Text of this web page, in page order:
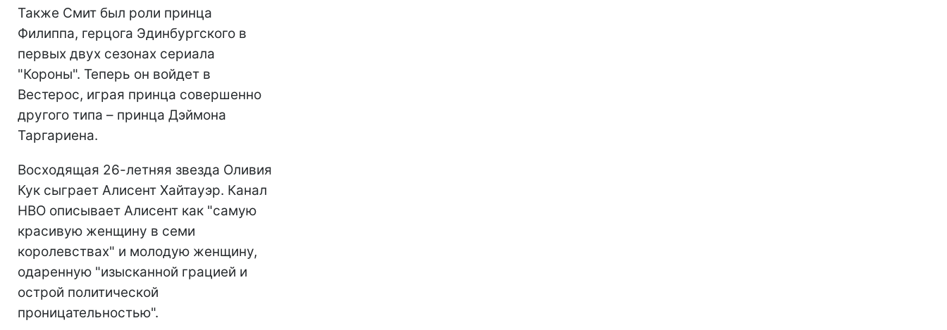
Также Смит был роли принца
Филиппа, герцога Эдинбургского в
первых двух сезонах сериала
"Короны". Теперь он войдет в
Вестерос, играя принца совершенно
другого типа – принца Дэймона
Таргариена.
Восходящая 26-летняя звезда Оливия
Кук сыграет Алисент Хайтауэр. Канал
HBO описывает Алисент как "самую
красивую женщину в семи
королевствах" и молодую женщину,
одаренную "изысканной грацией и
острой политической
проницательностью".